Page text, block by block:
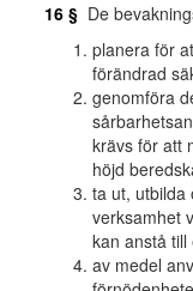
16 § De
planera för
förändrad
genomföra
krävs för att
höjd
ta ut, utbilda
verksamhet
kan anstå till
av medel